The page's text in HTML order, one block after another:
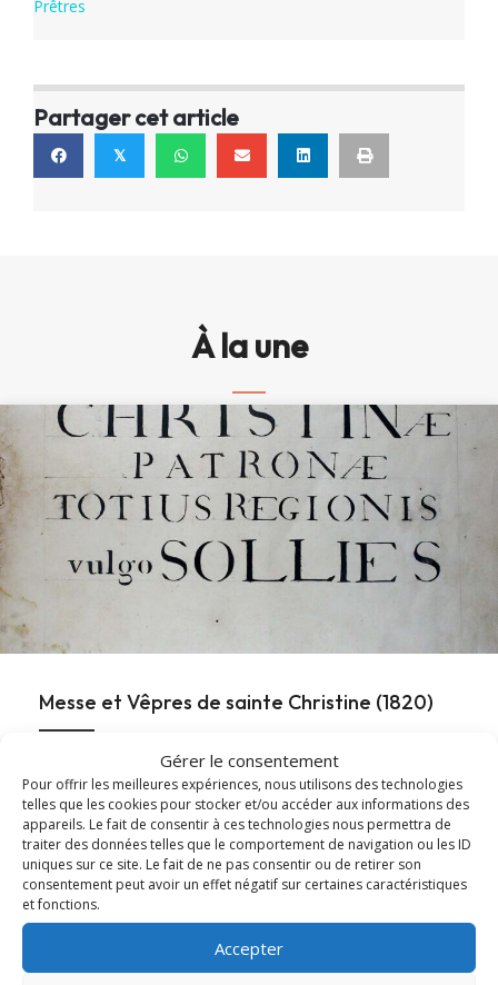
Gérer le consentement
Pour offrir les meilleures expériences, nous utilisons des technologies
telles que les cookies pour stocker et/ou accéder aux informations des
appareils. Le fait de consentir à ces technologies nous permettra de
traiter des données telles que le comportement de navigation ou les ID
uniques sur ce site. Le fait de ne pas consentir ou de retirer son
consentement peut avoir un effet négatif sur certaines caractéristiques
et fonctions.
Accepter
Prêtres
Partager cet article
𝕏
À la une
Messe et Vêpres de sainte Christine (1820)
En l'honneur de sainte Christine, les Archives diocésaines
mettent en ligne l'office ancien de sainte...
Lire cet articleabout Messe et Vêpres de sainte Christine